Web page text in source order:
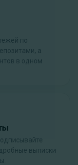
по
а
в одном
выписки